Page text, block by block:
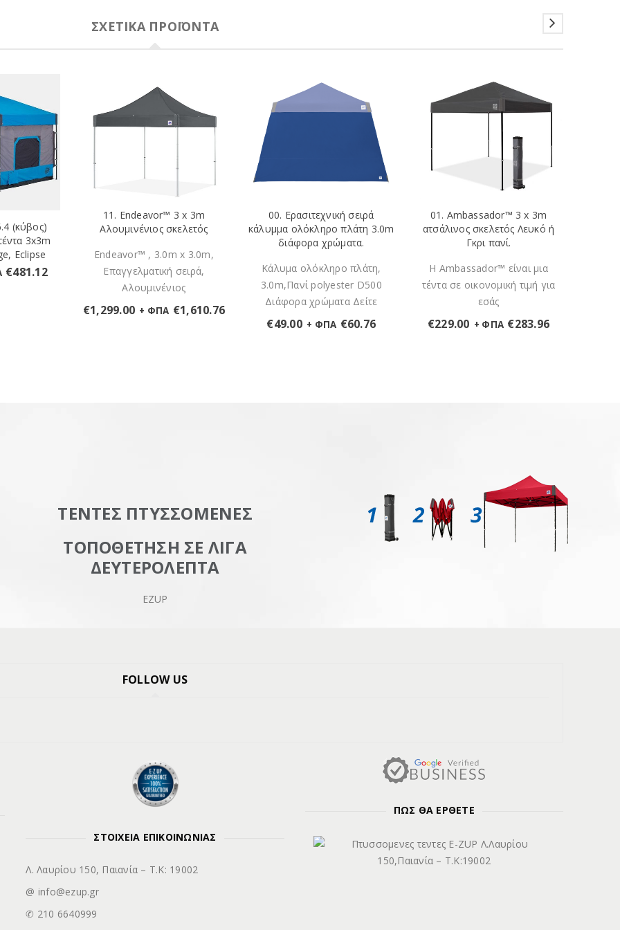
ΣΧΕΤΙΚΆ ΠΡΟΪΌΝΤΑ
(κύβος)
3x3m
Eclipse
€481.12
11. Endeavor™ 3 x 3m
Αλουμινένιος σκελετός
Endeavor™ , 3.0m x 3.0m,
Επαγγελματική σειρά,
Αλουμινένιος
€1,299.00 + ΦΠΑ €1,610.76
00. Ερασιτεχνική σειρά
κάλυμμα ολόκληρο πλάτη 3.0m
διάφορα χρώματα.
Κάλυμα ολόκληρο πλάτη,
3.0m,Πανί polyester D500
Διάφορα χρώματα Δείτε
€49.00 + ΦΠΑ €60.76
01. Ambassador™ 3 x 3m
ατσάλινος σκελετός Λευκό ή
Γκρι πανί.
Η Ambassador™ είναι μια
τέντα σε οικονομική τιμή για
εσάς
€229.00 + ΦΠΑ €283.96
ΤΕΝΤΕΣ ΠΤΥΣΣΟΜΕΝΕΣ
ΤΟΠΟΘΕΤΗΣΗ ΣΕ ΛΙΓΑ
ΔΕΥΤΕΡΟΛΕΠΤΑ
EZUP
FOLLOW US
ΣΤΟΙΧΕΙΑ ΕΠΙΚΟΙΝΩΝΙΑΣ
Λ. Λαυρίου 150, Παιανία – Τ.Κ: 19002
@ info@ezup.gr
✆ 210 6640999
ΠΩΣ ΘΑ ΕΡΘΕΤΕ